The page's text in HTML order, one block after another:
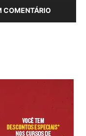
COMENTÁRIO